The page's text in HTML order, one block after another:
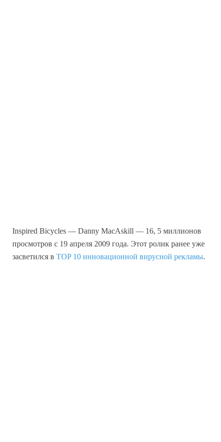
Inspired Bicycles — Danny MacAskill — 16, 5 миллионов
просмотров с 19 апреля 2009 года. Этот ролик ранее уже
засветился в TOP 10 инновационной вирусной рекламы.